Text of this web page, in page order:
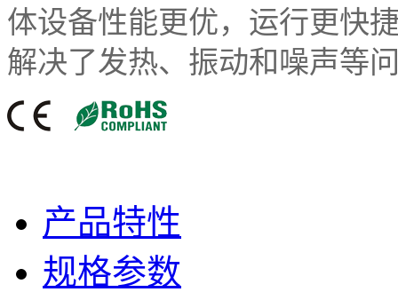
体设备性能更优，运行更快
解决了发热、振动和噪声等
产品特性
规格参数